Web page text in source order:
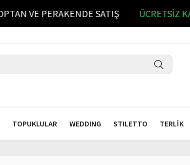
TOPTAN VE PERAKENDE SATIŞ
TOPUKLULAR WEDDING STILETTO TERLİK